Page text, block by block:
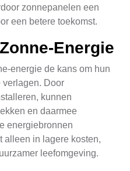
zonnepanelen een
een betere toekomst.
Energie
energie de kans om hun
Door
kunnen
en daarmee
energiebronnen
alleen in lagere kosten,
leefomgeving.